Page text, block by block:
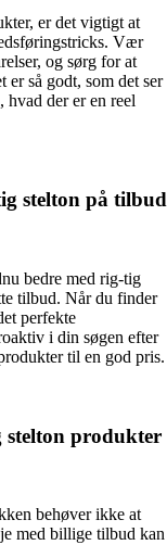
er det vigtigt at
Vær
og sørg for at
er så godt, som det ser
der er en reel
stelton på tilbud
bedre med rig-tig
tilbud. Når du finder
perfekte
i din søgen efter
til en god pris.
stelton produkter
behøver ikke at
med billige tilbud kan